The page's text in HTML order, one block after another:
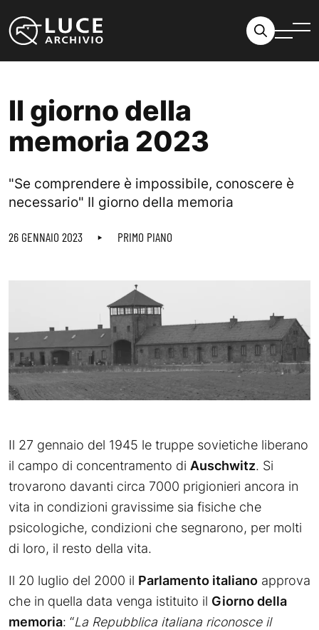
Il giorno della
memoria 2023
"Se comprendere è impossibile, conoscere è
necessario" Il giorno della memoria
26 GENNAIO 2023 PRIMO PIANO
Il 27 gennaio del 1945 le truppe sovietiche liberano
il campo di concentramento di Auschwitz. Si
trovarono davanti circa 7000 prigionieri ancora in
vita in condizioni gravissime sia fisiche che
psicologiche, condizioni che segnarono, per molti
di loro, il resto della vita.
Il 20 luglio del 2000 il Parlamento italiano approva
che in quella data venga istituito il Giorno della
memoria: “La Repubblica italiana riconosce il